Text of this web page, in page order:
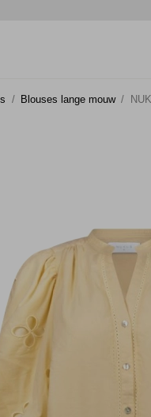
Blouses lange mouw